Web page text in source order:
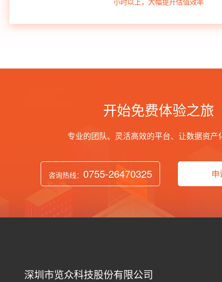
开始免费体验之旅
专业的团队、灵活高效的平台、让数据资产
咨询热线： 0755-26470325 申
深圳市览众科技股份有限公司